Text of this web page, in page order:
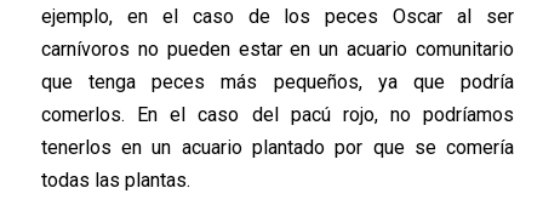
ejemplo, en el caso de los peces Oscar al ser
carnívoros no pueden estar en un acuario comunitario
que tenga peces más pequeños, ya que podría
comerlos. En el caso del pacú rojo, no podríamos
tenerlos en un acuario plantado por que se comería
todas las plantas.